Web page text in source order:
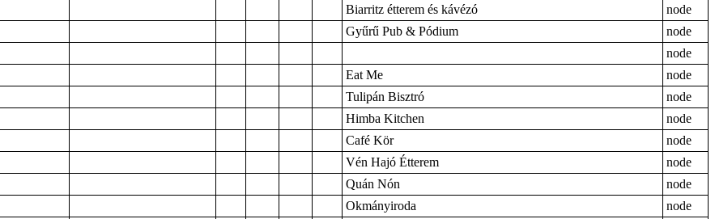
Biarritz étterem és kávézó
node
Gyűrű Pub & Pódium
node
node
Eat Me
node
Tulipán Bisztró
node
Himba Kitchen
node
Café Kör
node
Vén Hajó Étterem
node
Quán Nón
node
Okmányiroda node